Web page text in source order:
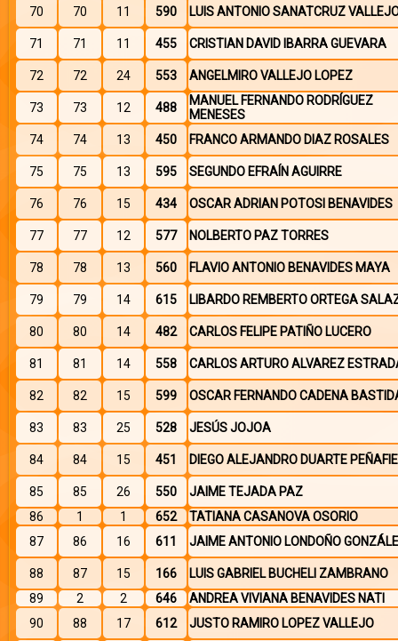
70 70 11 590 LUIS ANTONIO SANATCRUZ
71 71 11 455 CRISTIAN DAVID IBARRA GUEVARA
72 72 24 553 ANGELMIRO VALLEJO LOPEZ
73 73 12 488
MANUEL FERNANDO RODRÍGUEZ
MENESES
74
74 13 450 FRANCO ARMANDO DIAZ ROSALES
75 75 13 595 SEGUNDO EFRAÍN AGUIRRE
76 76 15 434 OSCAR ADRIAN POTOSI BENAVIDES
77 77 12 577 NOLBERTO PAZ TORRES
78 78 13 560 FLAVIO ANTONIO BENAVIDES MAYA
79 79 14 615 LIBARDO REMBERTO ORTEGA
80 80 14 482 CARLOS FELIPE PATIÑO LUCERO
81 81 14 558 CARLOS ARTURO ALVAREZ
82 82 15 599 OSCAR FERNANDO CADENA
83 83 25 528 JESÚS JOJOA
84 84 15 451 DIEGO ALEJANDRO DUARTE
85 85 26 550
JAIME TEJADA PAZ
86
1 1 652
TATIANA CASANOVA OSORIO
87
86 16 611 JAIME ANTONIO LONDOÑO
88 87 15 166
LUIS GABRIEL BUCHELI ZAMBRANO
89
2 2 646
ANDREA VIVIANA BENAVIDES NATI
90
88 17 612 JUSTO RAMIRO LOPEZ VALLEJO